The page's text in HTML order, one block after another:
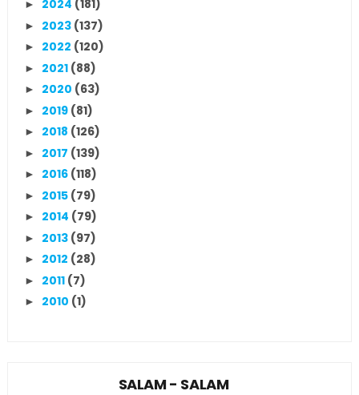
► 2024 (181)
► 2023 (137)
► 2022 (120)
► 2021 (88)
► 2020 (63)
► 2019 (81)
► 2018 (126)
► 2017 (139)
► 2016 (118)
► 2015 (79)
► 2014 (79)
► 2013 (97)
► 2012 (28)
► 2011 (7)
► 2010 (1)
SALAM - SALAM